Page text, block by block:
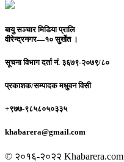
बायु सञ्चार मिडिया प्रालि
वीरेन्द्रनगर—१० सुर्खेत ।
सूचना विभाग दर्ता नं. ३६७९-२०७९/८०
प्रकाशक/सम्पादकमधुवन विसी
+९७७-९८५८०५०३३५
khabarera@gmail.com
© २०१६-२०२२ Khabarera.com